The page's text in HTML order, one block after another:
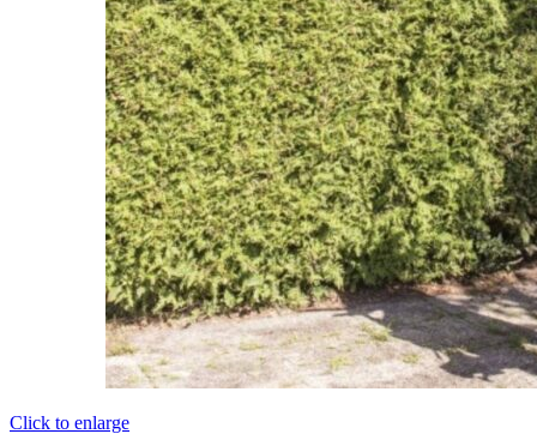
Click to enlarge